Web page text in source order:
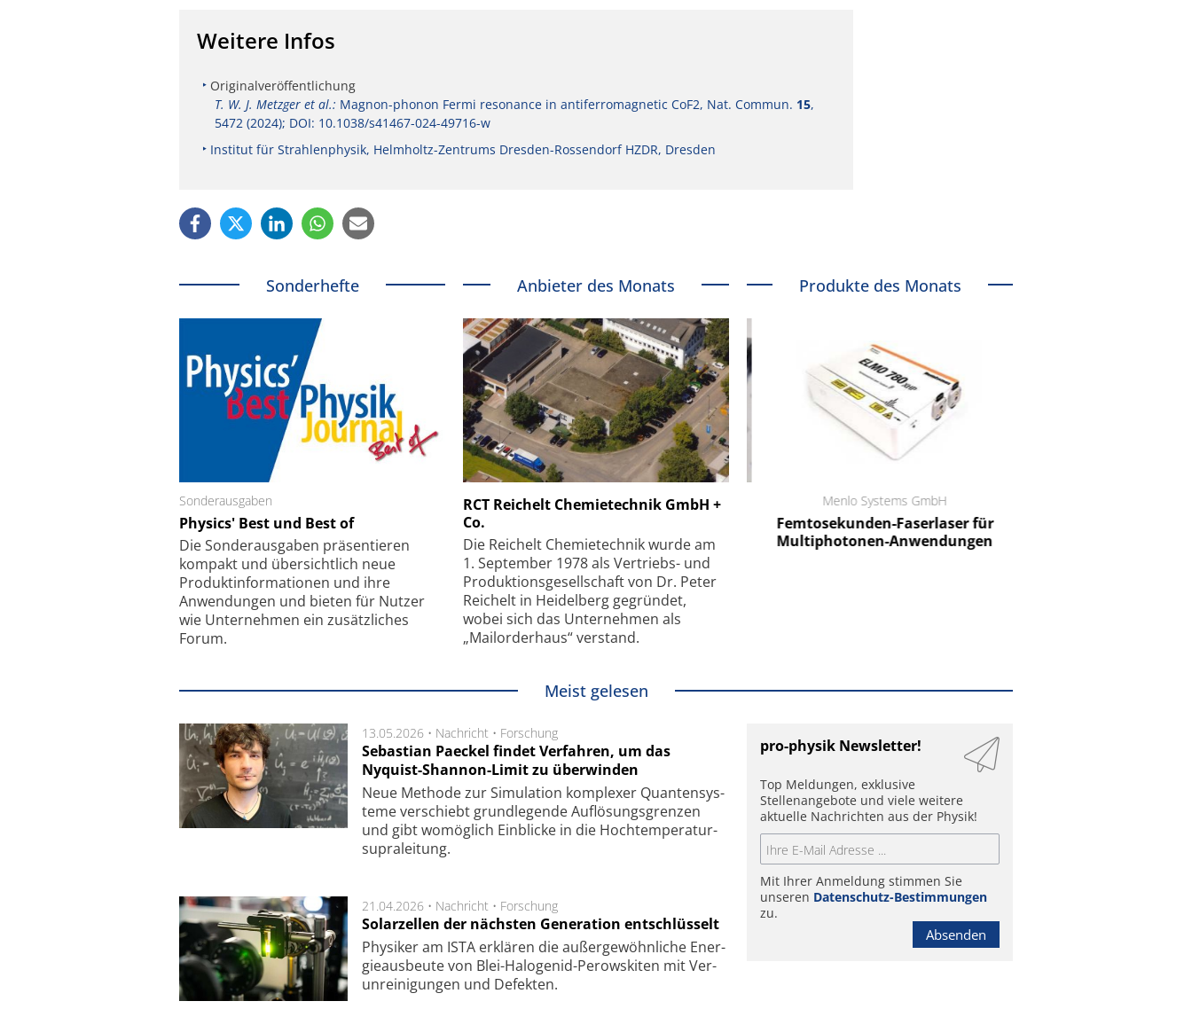
Weitere Infos
Originalveröffentlichung
T. W. J. Metzger et al.: Magnon-phonon Fermi resonance in antiferromagnetic CoF2, Nat. Commun. 15,
5472 (2024); DOI: 10.1038/s41467-024-49716-w
Institut für Strahlenphysik, Helmholtz-Zentrums Dresden-Rossendorf HZDR, Dresden
Sonderhefte
Sonderausgaben
Physics' Best und Best of
Die Sonder­ausgaben präsentieren
kompakt und übersichtlich neue
Produkt­informationen und ihre
Anwendungen und bieten für Nutzer
wie Unternehmen ein zusätzliches
Forum.
Anbieter des Monats
RCT Reichelt Chemietechnik GmbH +
Co.
Die Reichelt Chemietechnik wurde am
1. September 1978 als Vertriebs- und
Produktionsgesellschaft von Dr. Peter
Reichelt in Heidelberg gegründet,
wobei sich das Unternehmen als
„Mailorderhaus“ verstand.
Produkte des Monats
Faserkoppler mit Super-
Feinfokussierungsmechanismus
SmarAct GmbH
kleinstem Raum
Menlo Systems GmbH
Femtosekunden-Faserlaser für
Multiphotonen-Anwendungen
Meist gelesen
13.05.2026 • Nachricht • Forschung
Sebastian Paeckel findet Verfahren, um das
Nyquist-Shannon-Limit zu überwinden
Neue Methode zur Simu­la­tion kom­ple­xer Quan­ten­sys­
te­me ver­schiebt grund­le­gen­de Auf­lösungs­gren­zen
und gibt wo­mög­lich Ein­blicke in die Hoch­tempe­ra­tur­
supra­lei­tung.
21.04.2026 • Nachricht • Forschung
Solarzellen der nächsten Generation entschlüsselt
Physiker am ISTA er­klä­ren die außer­ge­wöhn­li­che Ener­
gie­aus­beu­te von Blei-Halo­ge­nid-Perows­ki­ten mit Ver­
unrei­ni­gung­en und De­fek­ten.
pro-physik Newsletter!
Top Meldungen, exklusive
Stellenangebote und viele weitere
aktuelle Nachrichten aus der Physik!
Mit Ihrer Anmeldung stimmen Sie
unseren Datenschutz-Bestimmungen
zu.
Absenden